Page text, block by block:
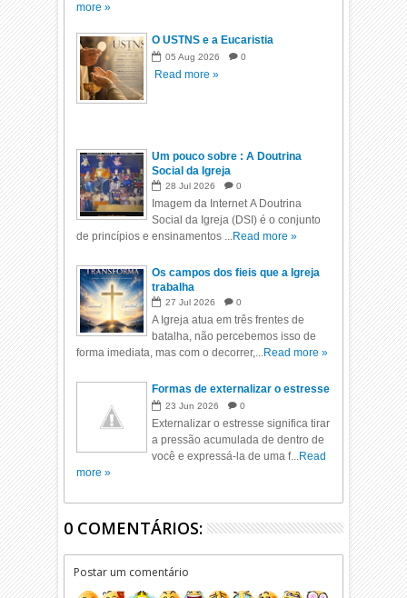
more »
O USTNS e a Eucaristia
05 Aug 2026 0
Read more »
Um pouco sobre : A Doutrina
Social da Igreja
28 Jul 2026 0
Imagem da Internet A Doutrina
Social da Igreja (DSI) é o conjunto
de princípios e ensinamentos ... Read more »
Os campos dos fieis que a Igreja
trabalha
27 Jul 2026 0
A Igreja atua em três frentes de
batalha, não percebemos isso de
forma imediata, mas com o decorrer,... Read more »
Formas de externalizar o estresse
23 Jun 2026 0
Externalizar o estresse significa tirar
a pressão acumulada de dentro de
você e expressá-la de uma f... Read
more »
0 COMENTÁRIOS:
Postar um comentário